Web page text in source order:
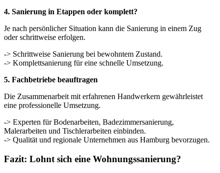
4. Sanierung in Etappen oder komplett?
Je nach persönlicher Situation kann die Sanierung in einem Zug
oder schrittweise erfolgen.
-> Schrittweise Sanierung bei bewohntem Zustand.
-> Komplettsanierung für eine schnelle Umsetzung.
5. Fachbetriebe beauftragen
Die Zusammenarbeit mit erfahrenen Handwerkern gewährleistet
eine professionelle Umsetzung.
-> Experten für Bodenarbeiten, Badezimmersanierung,
Malerarbeiten und Tischlerarbeiten einbinden.
-> Qualität und regionale Unternehmen aus Hamburg bevorzugen.
Fazit: Lohnt sich eine Wohnungssanierung?